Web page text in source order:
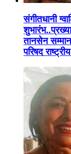
संगीतधानी
तानसेन
परिषद